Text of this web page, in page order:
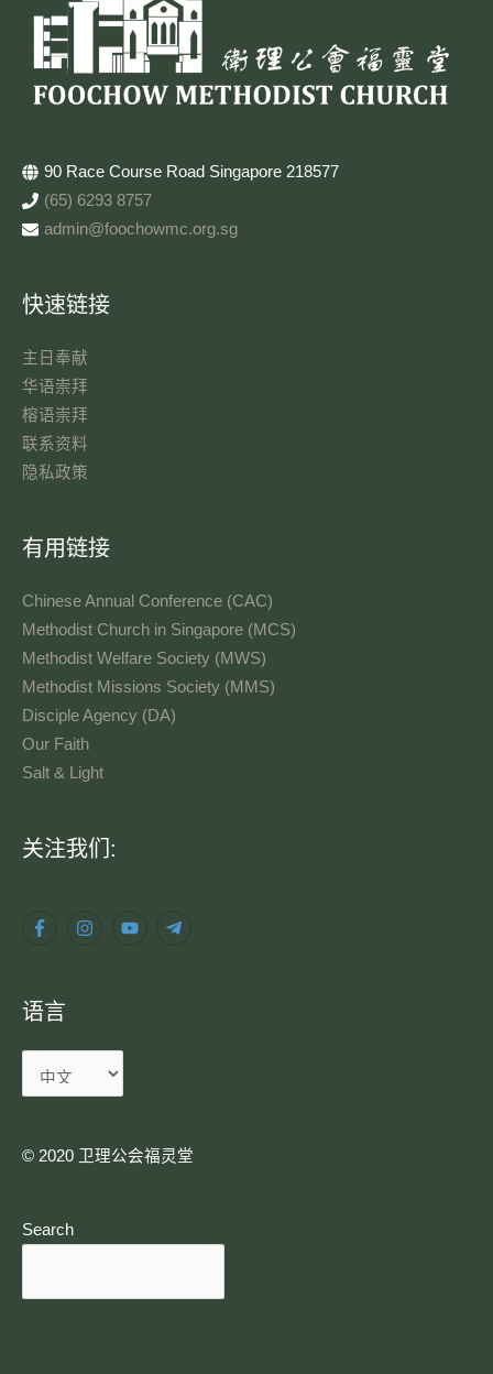
90 Race Course Road Singapore 218577
(65) 6293 8757
admin@foochowmc.org.sg
快速链接
主日奉献​
华语崇拜
榕语崇拜
联系资料​
隐私政策
有用链接
Chinese Annual Conference (CAC)
Methodist Church in Singapore (MCS)
Methodist Welfare Society (MWS)
Methodist Missions Society (MMS)
Disciple Agency (DA)
Our Faith
Salt & Light
关注我们:
语言
语
© 2020 卫理公会福灵堂​
Search